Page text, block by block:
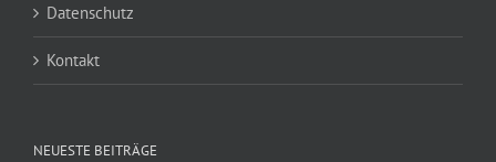
Datenschutz
Kontakt
NEUESTE BEITRÄGE